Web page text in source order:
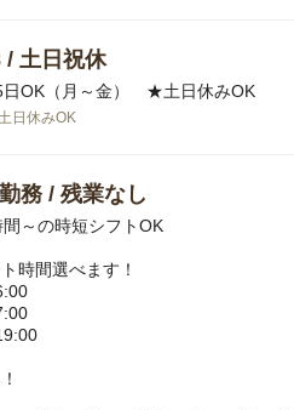
/ 土日祝休
日OK（月～金） ★土日休みOK
土日休みOK
務 / 残業なし
～の時短シフトOK
時間選べます！